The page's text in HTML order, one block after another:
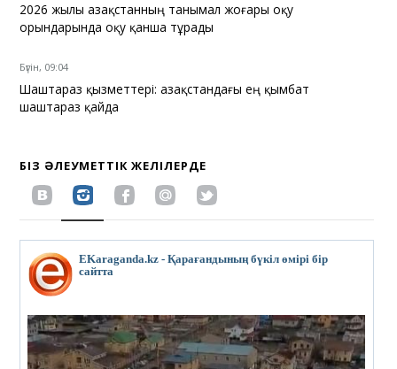
2026 жылы Қазақстанның танымал жоғары оқу
орындарында оқу қанша тұрады
Бүгін, 09:04
Шаштараз қызметтері: Қазақстандағы ең қымбат
шаштараз қайда
БІЗ ӘЛЕУМЕТТІК ЖЕЛІЛЕРДЕ
EKaraganda.kz - Қарағандының бүкіл өмірі бір
сайтта